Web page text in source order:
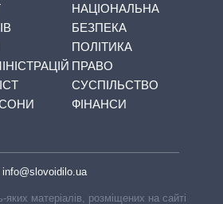
НАЦІОНАЛЬНА
БЕЗПЕКА
ПОЛІТИКА
ПРАВО
СУСПІЛЬСТВО
ФІНАНСИ
info@slovoidilo.ua
матеріалів, розміщених на сайті,